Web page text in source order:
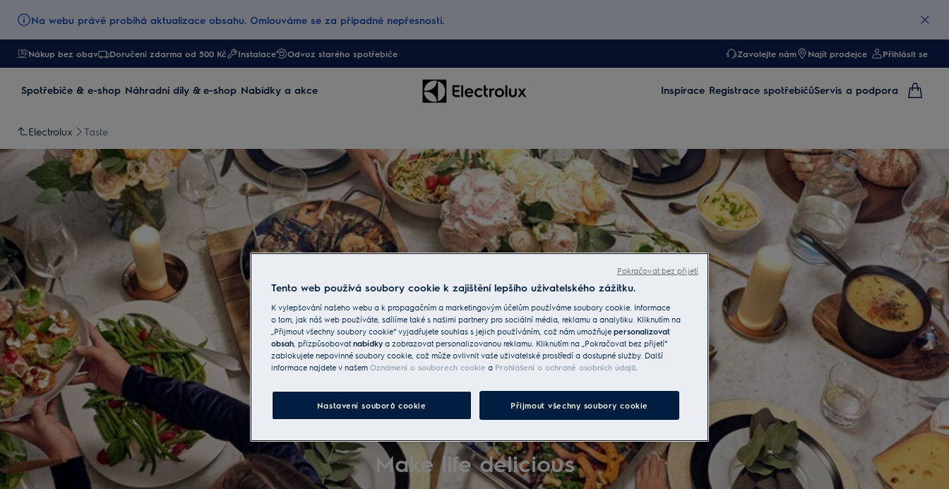
Na webu právě probíhá aktualizace obsahu. Omlouváme se za případné nepřesnosti.
Nákup bez obav Doručení zdarma od 500 Kč Instalace Odvoz starého spotřebiče Zavolejte nám Najít prodejce Přihlásit se
Spotřebiče & e-shop Náhradní díly & e-shop Nabídky a akce Inspirace Registrace spotřebičůServis a podpora
Electrolux Taste
Make life delicious
Tento web používá soubory cookie k zajištění lepšího uživatelského zážitku.
K vylepšování našeho webu a k propagačním a marketingovým účelům používáme soubory cookie. Informace
o tom, jak náš web používáte, sdílíme také s našimi partnery pro sociální média, reklamu a analytiku. Kliknutím na
„Přijmout všechny soubory cookie“ vyjadřujete souhlas s jejich používáním, což nám umožňuje personalizovat
obsah , přizpůsobovat nabídky a zobrazovat personalizovanou reklamu. Kliknutím na „Pokračovat bez přijetí“
zablokujete nepovinné soubory cookie, což může ovlivnit vaše uživatelské prostředí a dostupné služby. Další
informace najdete v našem Oznámení o souborech cookie a Prohlášení o ochraně osobních údajů
Nastavení souborů cookie Přijmout všechny soubory cookie
Pokračovat bez přijetí